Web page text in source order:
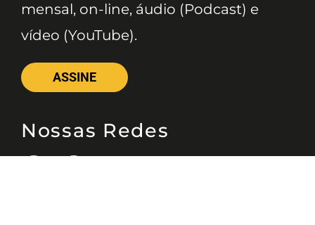
mensal, on-line, áudio (Podcast) e
vídeo (YouTube).
ASSINE
Nossas Redes